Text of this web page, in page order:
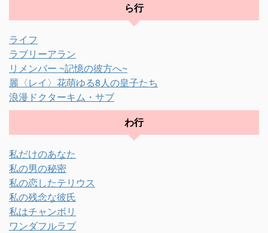
ら行
ライフ
ラブリーアラン
リメンバー ~記憶の彼方へ~
麗〈レイ〉花萌ゆる8人の皇子たち
浪漫ドクターキム・サブ
わ行
私だけのあなた
私の男の秘密
私の恋したテリウス
私の残念な彼氏
私はチャンボリ
ワンダフルラブ